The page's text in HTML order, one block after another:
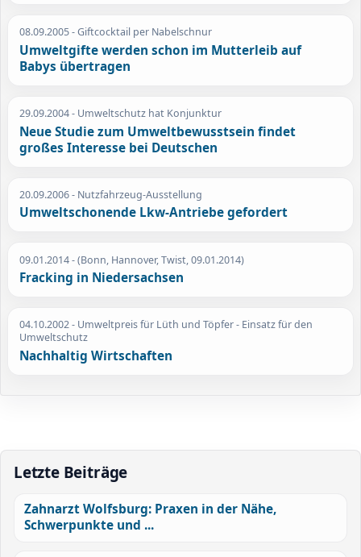
08.09.2005- Giftcocktail per Nabelschnur
Umweltgifte werden schon im Mutterleib auf
Babys übertragen
29.09.2004- Umweltschutz hat Konjunktur
Neue Studie zum Umweltbewusstsein findet
großes Interesse bei Deutschen
20.09.2006- Nutzfahrzeug-Ausstellung
Umweltschonende Lkw-Antriebe gefordert
09.01.2014- (Bonn, Hannover, Twist, 09.01.2014)
Fracking in Niedersachsen
04.10.2002- Umweltpreis für Lüth und Töpfer - Einsatz für den
Umweltschutz
Nachhaltig Wirtschaften
Letzte Beiträge
Zahnarzt Wolfsburg: Praxen in der Nähe,
Schwerpunkte und ...